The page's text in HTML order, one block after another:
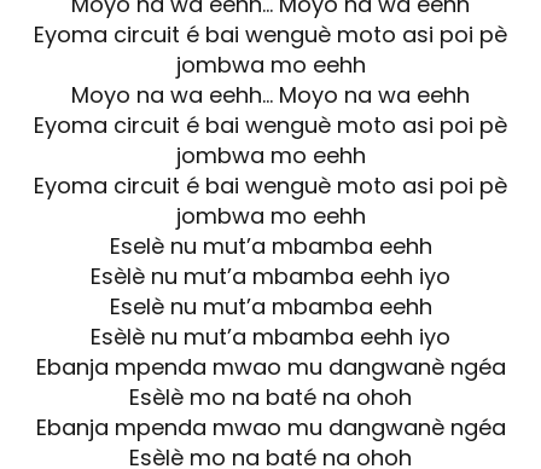
Eyoma circuit é bai wenguè moto asi poi pè
jombwa mo eehh
Moyo na wa eehh… Moyo na wa eehh
Eyoma circuit é bai wenguè moto asi poi pè
jombwa mo eehh
Eyoma circuit é bai wenguè moto asi poi pè
jombwa mo eehh
Eselè nu mut’a mbamba eehh
Esèlè nu mut’a mbamba eehh iyo
Eselè nu mut’a mbamba eehh
Esèlè nu mut’a mbamba eehh iyo
Ebanja mpenda mwao mu dangwanè ngéa
Esèlè mo na baté na ohoh
Ebanja mpenda mwao mu dangwanè ngéa
Esèlè mo na baté na ohoh